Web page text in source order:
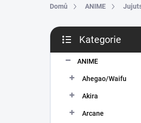
Domů ANIME
P
s
kategorie
Kategorie
ANIME
Ahegao/Waifu
Akira
Arcane